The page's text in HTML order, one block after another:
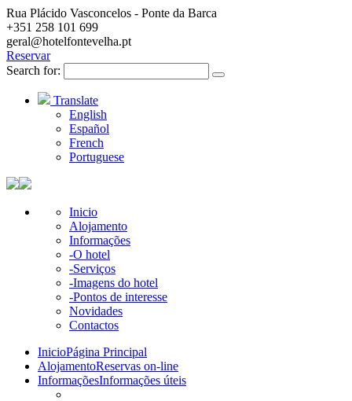
Rua Plácido Vasconcelos - Ponte da Barca
+351 258 101 699
geral@hotelfontevelha.pt
Reservar
Search for:
Translate
English
Español
French
Portuguese
Inicio
Alojamento
Informações
-O hotel
-Serviços
-Imagens do hotel
-Pontos de interesse
Novidades
Contactos
InicioPágina Principal
AlojamentoReservas on-line
InformaçõesInformações úteis